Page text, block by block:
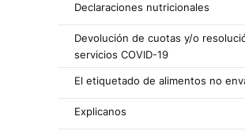
Declaraciones nutricionales
Devolución de cuotas y/o
servicios COVID-19
El etiquetado de alimentos no
Explicanos